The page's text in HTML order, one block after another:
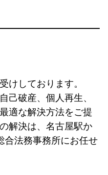
士 電話 無料相談
電話 無料相談 岐
電話 無料相談 三
電話 無料相談 愛
けしております。
己破産、個人再生、
適な解決方法をご提
解決は、名古屋駅か
合法務事務所にお任せ